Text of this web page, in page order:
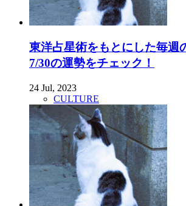
東洋占星術をもとにした毎週
7/30の運勢をチェック！
24 Jul, 2023
CULTURE